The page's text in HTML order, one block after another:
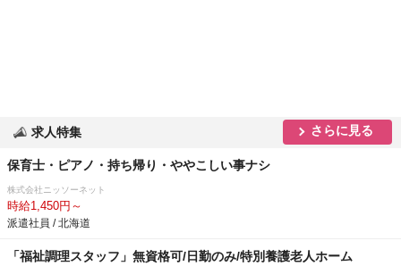
求人特集 さらに見る
保育士・ピアノ・持ち帰り・ややこしい事ナシ
株式会社ニッソーネット
時給1,450円～
派遣社員 / 北海道
「福祉調理スタッフ」無資格可/日勤のみ/特別養護老人ホーム